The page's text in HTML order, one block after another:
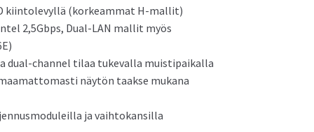
kiintolevyllä (korkeammat H-mallit)
2,5Gbps, Dual-LAN mallit myös
dual-channel tilaa tukevalla muistipaikalla
näytön taakse mukana
ja vaihtokansilla